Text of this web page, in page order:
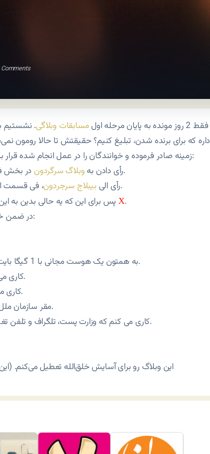
فقط 2 روز مونده به پایان مرحله اول مسابقات وبلاگی. نشستیم
داره که برای برنده شدن، تبلیغ کنیم؟ حقیقتش تا حالا رومون
زمینه صادر فرموده و خوانندگان را در عمل انجام شده قرار بدیم. این است حکم اجتهاد در زمینه انتخابات:
رأی دادن بهوبلاگ سرگردون
در بخش فناوری اطلاعات در حکم جنگ در راه خدا‌ست.
رأی الی بیبلاج سرجردون
، فی قسمت الفناوری الاطلاعات یساوی جهاد فی سبیل‌لله.
پس برای این که یه حالی بدین به این زحمتکشان در راه ملت، سرگردون یادتون نرهX.
در ضمن خالی‌بندی‌های انتخاباتی من به این شرح است:
2- به همتون یک هوست مجانی با 1 گیگا بایت فضا و 1 ترابایت پهنای باند در ماه میدم.
3- کاری می‌کنم تهران پایتخت وبلاگ‌های جهان بشه.
4- کاری می‌کنم که کنفرانس ژنو تو تهران برگزار بشه.
5- مقر سازمان ملل رو از نیویورک به لاهیجان منتقل می کنم.
6- کاری می کنم که وزارت پست، تلگراف و تلفن تغییر نام بده به وزارت تلفن، تلگراف و پست.
9- این وبلاگ رو برای آسایش خلق‌الله تعطیل می‌کنم.